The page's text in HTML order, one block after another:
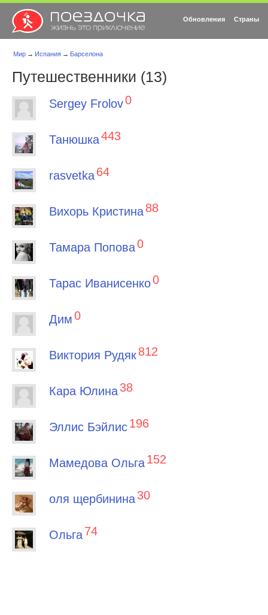
Обновления Страны
Мир → Испания → Барселона
Путешественники (13)
Sergey Frolov0
Танюшка443
rasvetka64
Вихорь Кристина88
Тамара Попова0
Тарас Иванисенко0
Дим0
Виктория Рудяк812
Кара Юлина38
Эллис Бэйлис196
Мамедова Ольга152
оля щербинина30
Ольга74